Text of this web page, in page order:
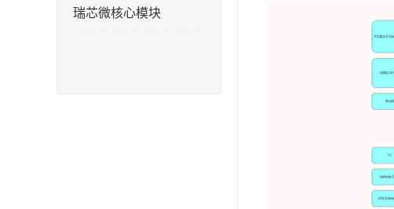
瑞芯微核心模块